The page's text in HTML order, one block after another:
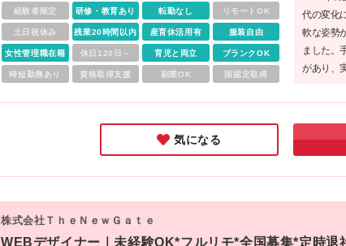
経験者限定 研修・教育あり 転勤なし リモートOK
土日祝休み 残業20時間以内 産育休活用有 服装自由
女性管理職在籍 休日120日～ 育児と両立 ブランクOK
時短勤務あり 資格取得支援 副業OK 国認定取得
代の変化
軟な姿勢
ました。
があり、
で、働く
です。
気になる
株式会社ＴｈｅＮｅｗＧａｔｅ
WEBデザイナー｜未経験OK*フルリモ*全国募集*定時退